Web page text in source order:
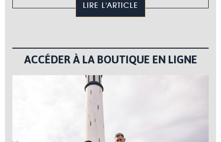
LIRE L'ARTICLE
ACCÉDER À LA BOUTIQUE EN LIGNE